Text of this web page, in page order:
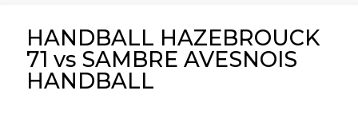
HANDBALL HAZEBROUCK
71 vs SAMBRE AVESNOIS
HANDBALL